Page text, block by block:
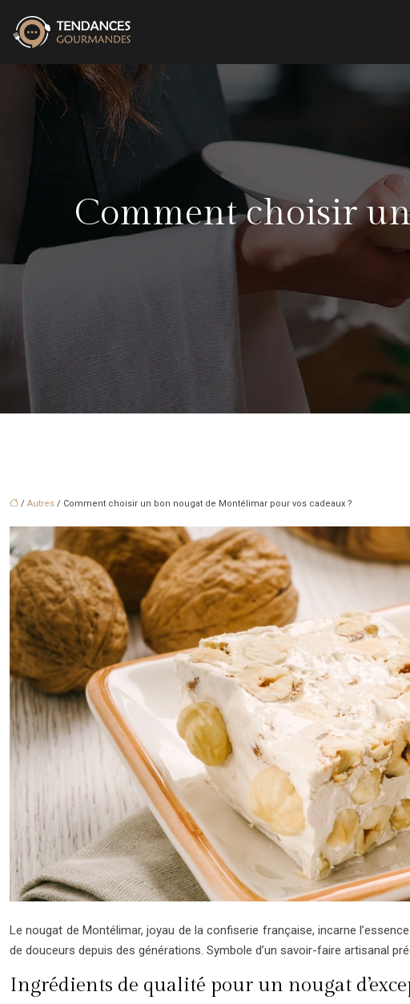
Comment choisir
/ Autres / Comment choisir un bon nougat de Montélimar pour vos cadeaux ?
Le nougat de Montélimar, joyau de la confiserie française, incarne
de douceurs depuis des générations. Symbole d’un savoir-faire artisanal
Ingrédients de qualité pour un nougat